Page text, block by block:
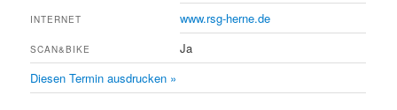
INTERNET www.rsg-herne.de
SCAN&BIKE
Ja
Diesen Termin ausdrucken »